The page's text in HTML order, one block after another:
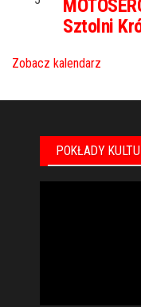
Sztolni
Zobacz kalendarz
POKŁADY